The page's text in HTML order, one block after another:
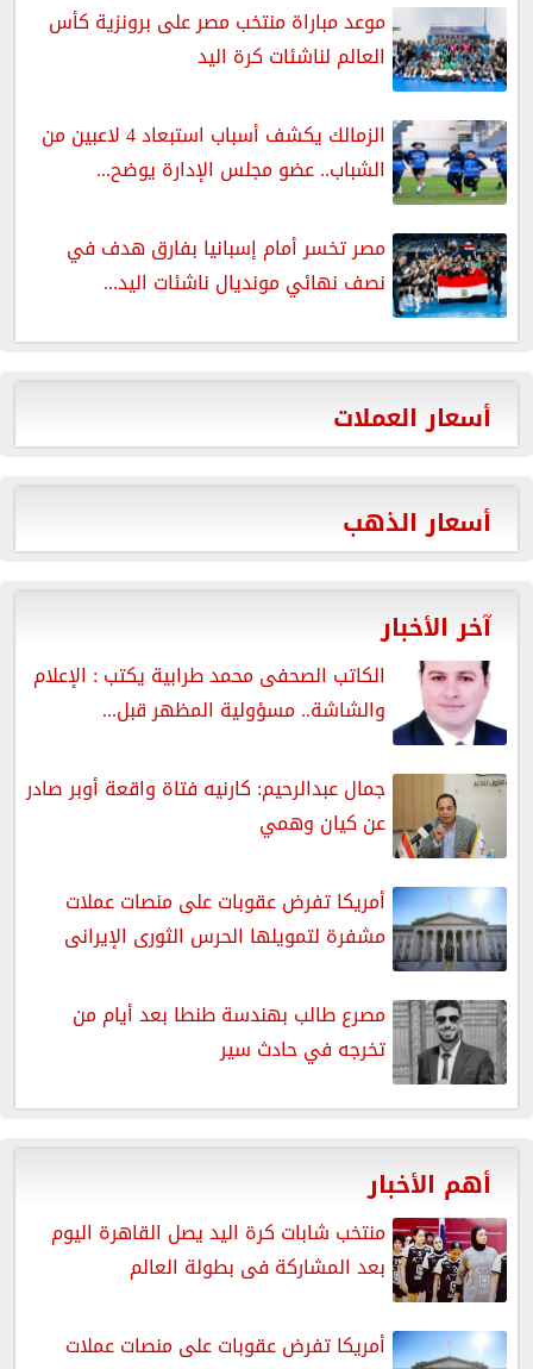
موعد مباراة منتخب مصر على برونزية كأس
العالم لناشئات كرة اليد
الزمالك يكشف أسباب استبعاد 4 لاعبين من
الشباب.. عضو مجلس الإدارة يوضح...
مصر تخسر أمام إسبانيا بفارق هدف في
نصف نهائي مونديال ناشئات اليد...
أسعار العملات
أسعار الذهب
آخر الأخبار
الكاتب الصحفى محمد طرابية يكتب : الإعلام
والشاشة.. مسؤولية المظهر قبل...
جمال عبدالرحيم: كارنيه فتاة واقعة أوبر صادر
عن كيان وهمي
أمريكا تفرض عقوبات على منصات عملات
مشفرة لتمويلها الحرس الثورى الإيرانى
مصرع طالب بهندسة طنطا بعد أيام من
تخرجه في حادث سير
أهم الأخبار
منتخب شابات كرة اليد يصل القاهرة اليوم
بعد المشاركة فى بطولة العالم
أمريكا تفرض عقوبات على منصات عملات